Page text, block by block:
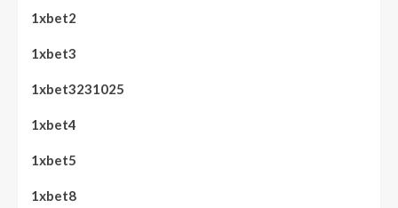
1xbet2
1xbet3
1xbet3231025
1xbet4
1xbet5
1xbet8